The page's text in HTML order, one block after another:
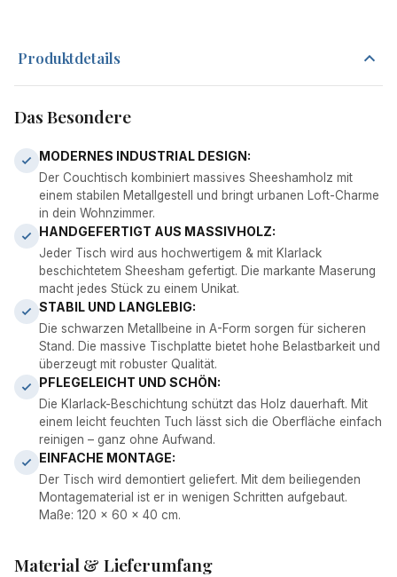
Produktdetails
Das Besondere
MODERNES INDUSTRIAL DESIGN:
Der Couchtisch kombiniert massives Sheeshamholz mit
einem stabilen Metallgestell und bringt urbanen Loft-Charme
in dein Wohnzimmer.
HANDGEFERTIGT AUS MASSIVHOLZ:
Jeder Tisch wird aus hochwertigem & mit Klarlack
beschichtetem Sheesham gefertigt. Die markante Maserung
macht jedes Stück zu einem Unikat.
STABIL UND LANGLEBIG:
Die schwarzen Metallbeine in A-Form sorgen für sicheren
Stand. Die massive Tischplatte bietet hohe Belastbarkeit und
überzeugt mit robuster Qualität.
PFLEGELEICHT UND SCHÖN:
Die Klarlack-Beschichtung schützt das Holz dauerhaft. Mit
einem leicht feuchten Tuch lässt sich die Oberfläche einfach
reinigen – ganz ohne Aufwand.
EINFACHE MONTAGE:
Der Tisch wird demontiert geliefert. Mit dem beiliegenden
Montagematerial ist er in wenigen Schritten aufgebaut.
Maße: 120 x 60 x 40 cm.
Material & Lieferumfang